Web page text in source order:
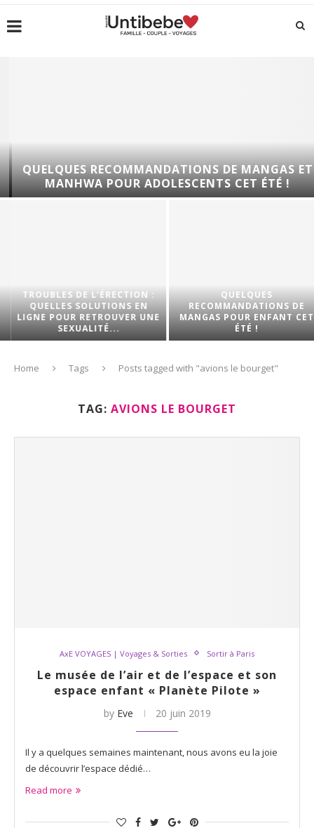
QUELQUES RECOMMANDATIONS DE MANGAS ET
MANHWA POUR ADOLESCENTS CET ÉTÉ !
TROUBLES DE L’ÉRECTION :
QUELLES SOLUTIONS EN
LIGNE POUR RETROUVER UNE
SEXUALITÉ...
QUELQUES
RECOMMANDATIONS DE
MANGAS POUR ENFANT CET
ÉTÉ !
Home Tags Posts tagged with "avions le bourget"
TAG: AVIONS LE BOURGET
AxE VOYAGES | Voyages & Sorties Sortir à Paris
Le musée de l’air et de l’espace et son
espace enfant « Planète Pilote »
by Eve 20 juin 2019
Il y a quelques semaines maintenant, nous avons eu la joie
de découvrir l’espace dédié…
Read more